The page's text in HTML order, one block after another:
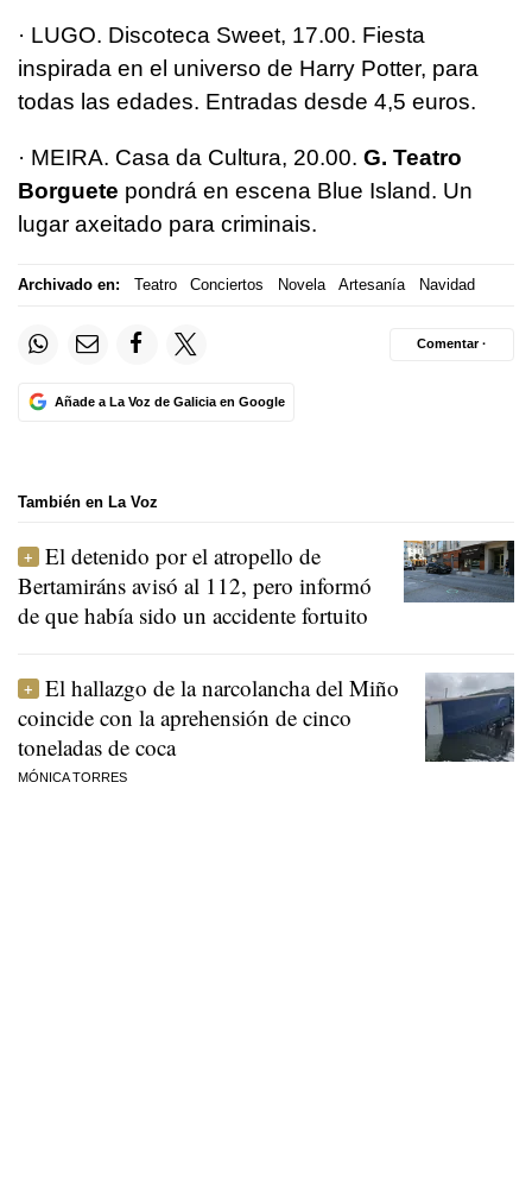
· LUGO. Discoteca Sweet, 17.00. Fiesta
inspirada en el universo de Harry Potter, para
todas las edades. Entradas desde 4,5 euros.
· MEIRA. Casa da Cultura, 20.00. G. Teatro
Borguete pondrá en escena Blue Island. Un
lugar axeitado para criminais.
Archivado en: Teatro Conciertos Novela Artesanía Navidad
Añade a La Voz de Galicia en Google
Comentar ·
También en La Voz
El detenido por el atropello de
Bertamiráns avisó al 112, pero informó
de que había sido un accidente fortuito
El hallazgo de la narcolancha del Miño
coincide con la aprehensión de cinco
toneladas de coca
MÓNICA TORRES